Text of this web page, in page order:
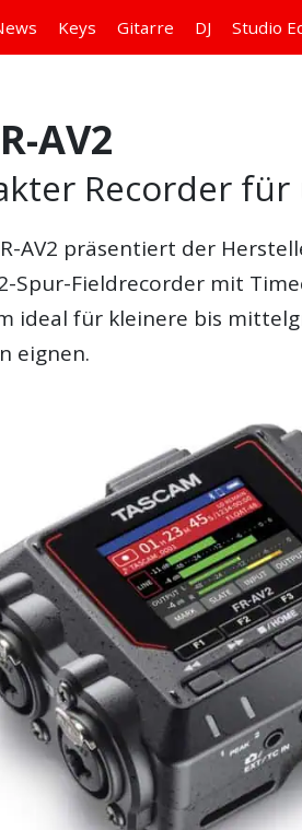
Keys Gitarre DJ Studio
AV2
Recorder
AV2 präsentiert der
Spur-Fieldrecorder mit
ideal für kleinere bis
eignen.